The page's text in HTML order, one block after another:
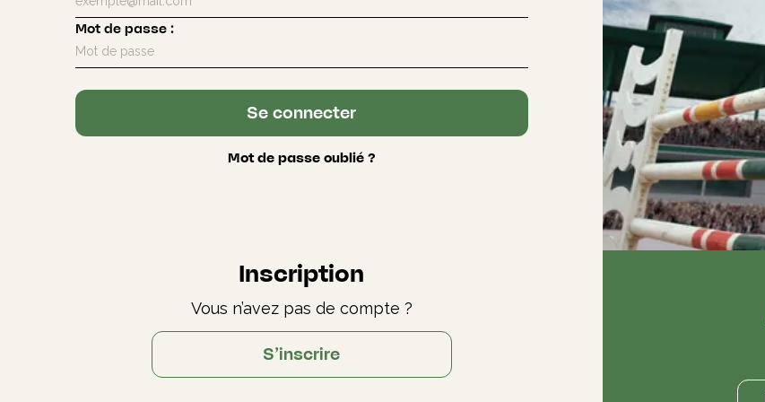
Mot de passe:
Se connecter
Mot de passe oublié ?
Inscription
Vous n’avez pas de compte ?
S’inscrire